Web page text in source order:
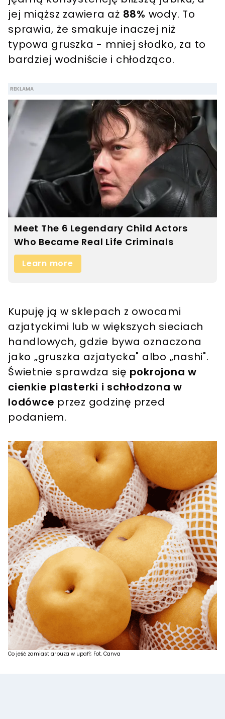
jej miąższ zawiera aż 88% wody. To
sprawia, że smakuje inaczej niż
typowa gruszka - mniej słodko, za to
bardziej wodniście i chłodząco.
Kupuję ją w sklepach z owocami
azjatyckimi lub w większych sieciach
handlowych, gdzie bywa oznaczona
jako „gruszka azjatycka" albo „nashi".
Świetnie sprawdza się pokrojona w
cienkie plasterki i schłodzona w
lodówce przez godzinę przed
podaniem.
Co jeść zamiast arbuza w upał?; Fot. Canva